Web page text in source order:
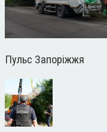
Пульс Запоріжжя